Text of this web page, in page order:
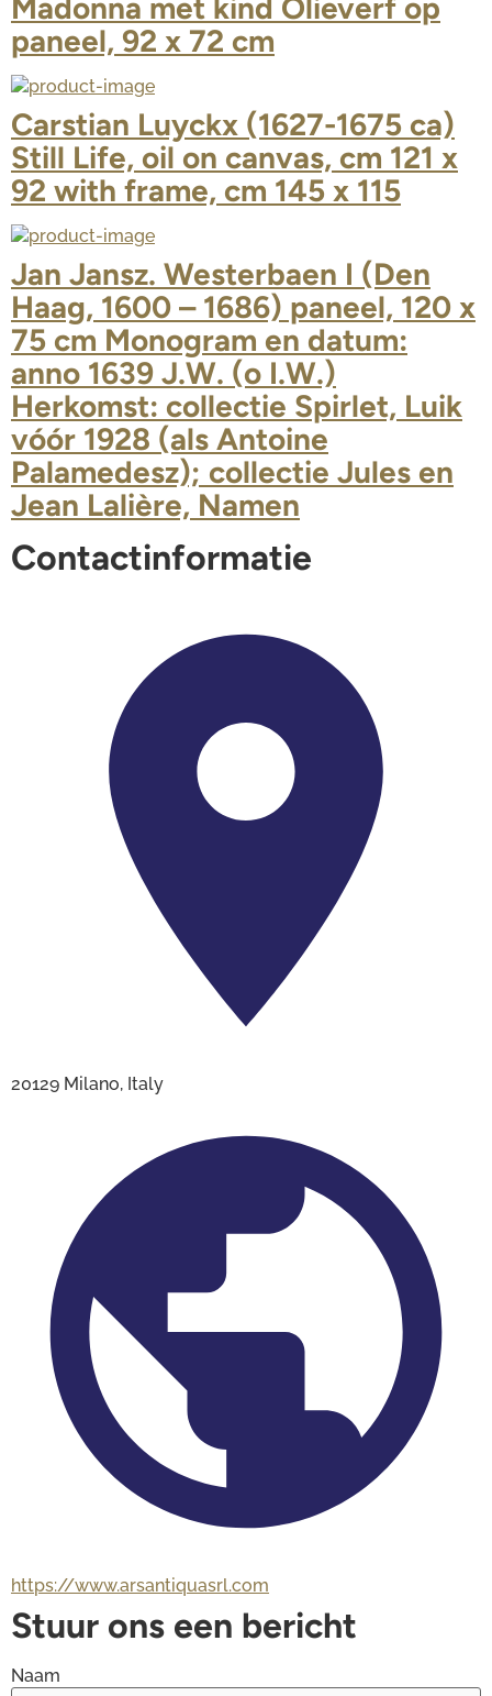
Madonna met kind Olieverf op
paneel, 92 x 72 cm
Carstian Luyckx (1627-1675 ca)
Still Life, oil on canvas, cm 121 x
92 with frame, cm 145 x 115
Jan Jansz. Westerbaen I (Den
Haag, 1600 – 1686) paneel, 120 x
75 cm Monogram en datum:
anno 1639 J.W. (o I.W.)
Herkomst: collectie Spirlet, Luik
vóór 1928 (als Antoine
Palamedesz); collectie Jules en
Jean Lalière, Namen
Contactinformatie
20129 Milano, Italy
https://www.arsantiquasrl.com
Stuur ons een bericht
Naam